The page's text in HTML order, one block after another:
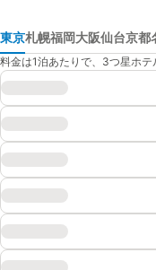
東京札幌福岡大阪仙台京都
料金は1泊あたりで、3つ星ホテ